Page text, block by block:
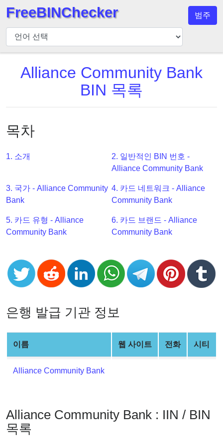
BIN
검
사
색
BIN
번
BIN
Generator
BIN
Checker
BIN
CC
Generator
Banks
Credit
Card
Validator
Credit
Random
Credit
FreeBINChecker 범주
Alliance Community Bank
BIN 목록
목차
1. 소개
2. 일반적인 BIN 번호 -
Alliance Community Bank
3. 국가 - Alliance Community
Bank
4. 카드 네트워크 - Alliance
Community Bank
5. 카드 유형 - Alliance
Community Bank
6. 카드 브랜드 - Alliance
Community Bank
은행 발급 기관 정보
이름 웹 사이트 전화 시티
Alliance Community Bank
Alliance Community Bank : IIN / BIN
목록